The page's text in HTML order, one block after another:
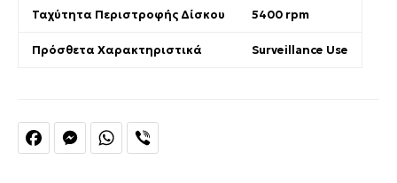
FacebookMessengerWhatsApp
Ταχύτητα Περιστροφής Δίσκου 5400 rpm
Πρόσθετα Χαρακτηριστικά Surveillance Use